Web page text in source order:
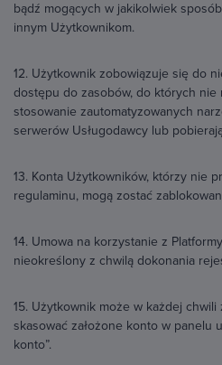
bądź mogących w jakikolwiek
innym Użytkownikom.
12. Użytkownik zobowiązuje się do
dostępu do zasobów, do których
stosowanie zautomatyzowanych
serwerów Usługodawcy lub
13. Konta Użytkowników, którzy nie
regulaminu, mogą zostać
14. Umowa na korzystanie z
nieokreślony z chwilą dokonania
15. Użytkownik może w każdej
skasować założone konto w panelu
konto”.